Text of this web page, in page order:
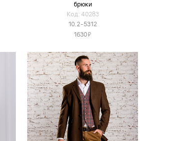
брюки
Код: 40283
10.2-5312
1630Я